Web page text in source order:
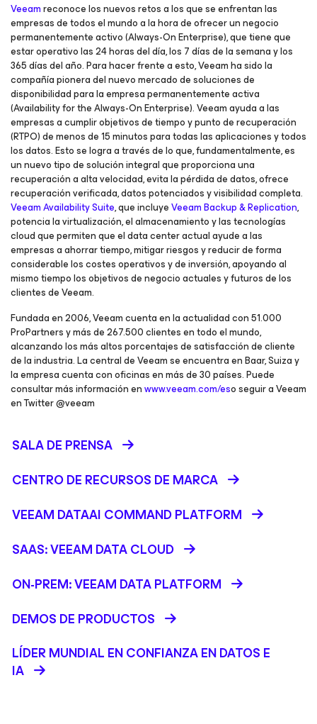
Veeamreconoce los nuevos retos a los que se enfrentan las
empresas de todos el mundo a la hora de ofrecer un negocio
permanentemente activo (Always-On Enterprise), que tiene que
estar operativo las 24 horas del día, los 7 días de la semana y los
365 días del año. Para hacer frente a esto, Veeam ha sido la
compañía pionera del nuevo mercado de soluciones de
disponibilidad para la empresa permanentemente activa
(Availability for the Always-On Enterprise). Veeam ayuda a las
empresas a cumplir objetivos de tiempo y punto de recuperación
(RTPO) de menos de 15 minutos para todas las aplicaciones y todos
los datos. Esto se logra a través de lo que, fundamentalmente, es
un nuevo tipo de solución integral que proporciona una
recuperación a alta velocidad, evita la pérdida de datos, ofrece
recuperación verificada, datos potenciados y visibilidad completa.
Veeam Availability Suite, que incluyeVeeam Backup & Replication,
potencia la virtualización, el almacenamiento y las tecnologías
cloud que permiten que el data center actual ayude a las
empresas a ahorrar tiempo, mitigar riesgos y reducir de forma
considerable los costes operativos y de inversión, apoyando al
mismo tiempo los objetivos de negocio actuales y futuros de los
clientes de Veeam.
Fundada en 2006, Veeam cuenta en la actualidad con 51.000
ProPartners y más de 267.500 clientes en todo el mundo,
alcanzando los más altos porcentajes de satisfacción de cliente
de la industria. La central de Veeam se encuentra en Baar, Suiza y
la empresa cuenta con oficinas en más de 30 países. Puede
consultar más información enwww.veeam.com/eso seguir a Veeam
en Twitter @veeam
SALA DE PRENSA
CENTRO DE RECURSOS DE MARCA
VEEAM DATAAI COMMAND PLATFORM
SAAS: VEEAM DATA CLOUD
ON-PREM: VEEAM DATA PLATFORM
DEMOS DE PRODUCTOS
LÍDER MUNDIAL EN CONFIANZA EN DATOS E
IA